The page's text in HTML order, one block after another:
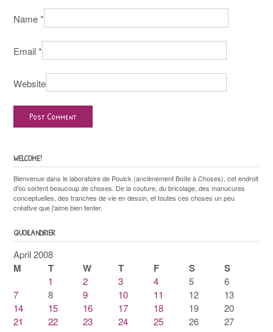
Name*
Email*
Website
WELCOME!
Bienvenue dans le laboratoire de Pouick (anciènement Boîte à Choses), cet endroit
d'où sortent beaucoup de choses. De la couture, du bricolage, des manucures
conceptuelles, des tranches de vie en dessin, et toutes ces choses un peu
créative que j'aime bien tenter.
QUOILANDRIER
April 2008
M T W T F S S
1 2 3 4 5
6
7
8 9 10 11 12
13
14
15 16 17 18 19
20
21
22 23 24 25 26
27